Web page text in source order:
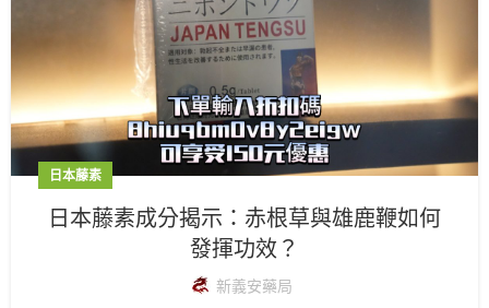
日本藤素
日本藤素成分揭示：赤根草與雄鹿鞭如何
發揮功效？
新義安藥局